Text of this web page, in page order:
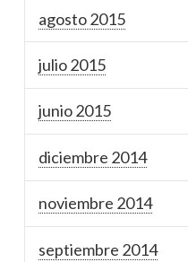
agosto 2015
julio 2015
junio 2015
diciembre 2014
noviembre 2014
septiembre 2014